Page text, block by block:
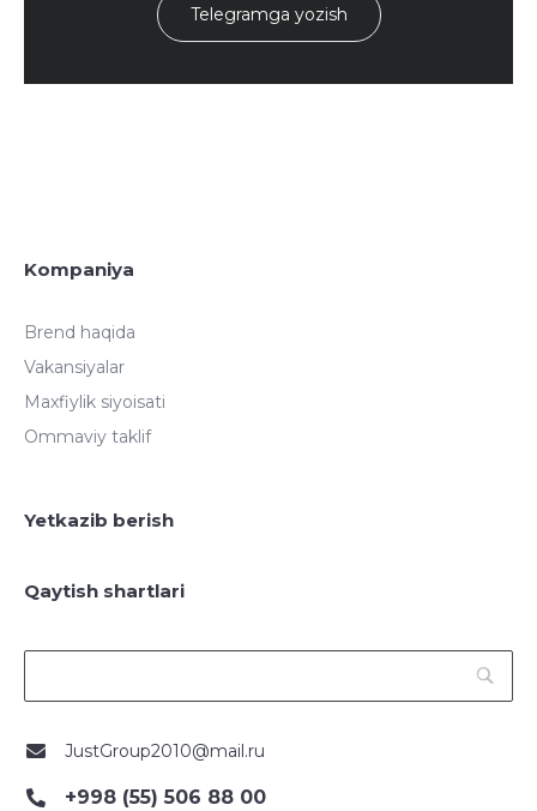
Telegramga yozish
Kompaniya
Brend haqida
Vakansiyalar
Maxfiylik siyoisati
Ommaviy taklif
Yetkazib berish
Qaytish shartlari
JustGroup2010@mail.ru
+998 (55) 506 88 00